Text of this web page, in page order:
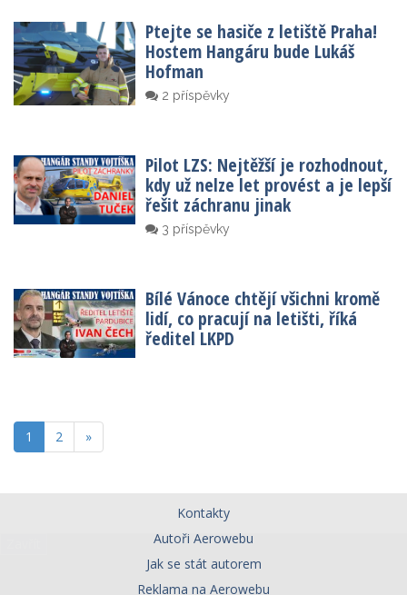
Ptejte se hasiče z letiště Praha!
Hostem Hangáru bude Lukáš
Hofman
2 příspěvky
Pilot LZS: Nejtěžší je rozhodnout,
kdy už nelze let provést a je lepší
řešit záchranu jinak
3 příspěvky
Bílé Vánoce chtějí všichni kromě
lidí, co pracují na letišti, říká
ředitel LKPD
1 2 »
Kontakty
Autoři Aerowebu
Jak se stát autorem
Reklama na Aerowebu